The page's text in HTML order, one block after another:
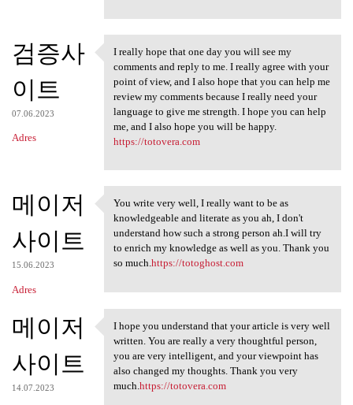
검증사
이트
07.06.2023
Adres
I really hope that one day
I really hope that one day you will see my
comments and reply to me. I really agree with your
point of view, and I also hope that you can help me
review my comments because I really need your
language to give me strength. I hope you can help
me, and I also hope you will be happy.
https://totovera.com
메이저
사이트
15.06.2023
Adres
You write very well, I really
You write very well, I really want to be as
knowledgeable and literate as you ah, I don't
understand how such a strong person ah.I will try
to enrich my knowledge as well as you. Thank you
so much.https://totoghost.com
메이저
사이트
14.07.2023
I hope you understand that
I hope you understand that your article is very well
written. You are really a very thoughtful person,
you are very intelligent, and your viewpoint has
also changed my thoughts. Thank you very
much.https://totovera.com